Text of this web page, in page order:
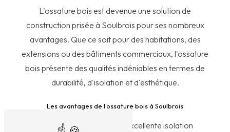
L'ossature bois est devenue une solution de
construction prisée à Soulbrois pour ses nombreux
avantages. Que ce soit pour des habitations, des
extensions ou des bâtiments commerciaux, l'ossature
bois présente des qualités indéniables en termes de
durabilité, d'isolation et d'esthétique.
Les avantages de l'ossature bois à Soulbrois
L'ossature bois offre une excellente isolation